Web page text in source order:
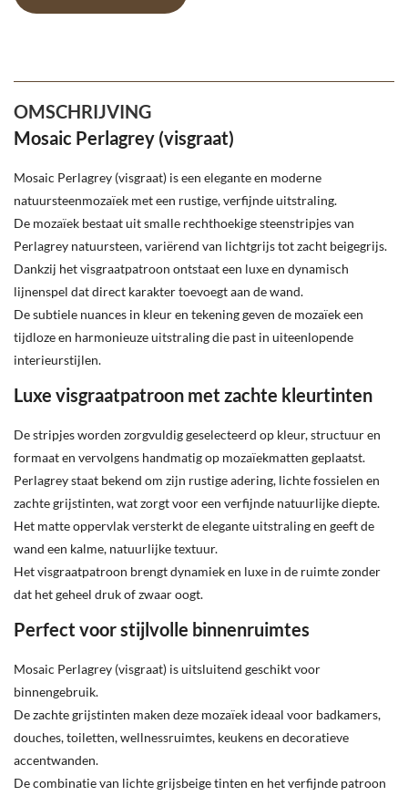
OMSCHRIJVING
Mosaic Perlagrey (visgraat)
Mosaic Perlagrey (visgraat) is een elegante en moderne
natuursteenmozaïek met een rustige, verfijnde uitstraling.
De mozaïek bestaat uit smalle rechthoekige steenstripjes van
Perlagrey natuursteen, variërend van lichtgrijs tot zacht beigegrijs.
Dankzij het visgraatpatroon ontstaat een luxe en dynamisch
lijnenspel dat direct karakter toevoegt aan de wand.
De subtiele nuances in kleur en tekening geven de mozaïek een
tijdloze en harmonieuze uitstraling die past in uiteenlopende
interieurstijlen.
Luxe visgraatpatroon met zachte kleurtinten
De stripjes worden zorgvuldig geselecteerd op kleur, structuur en
formaat en vervolgens handmatig op mozaïekmatten geplaatst.
Perlagrey staat bekend om zijn rustige adering, lichte fossielen en
zachte grijstinten, wat zorgt voor een verfijnde natuurlijke diepte.
Het matte oppervlak versterkt de elegante uitstraling en geeft de
wand een kalme, natuurlijke textuur.
Het visgraatpatroon brengt dynamiek en luxe in de ruimte zonder
dat het geheel druk of zwaar oogt.
Perfect voor stijlvolle binnenruimtes
Mosaic Perlagrey (visgraat) is uitsluitend geschikt voor
binnengebruik.
De zachte grijstinten maken deze mozaïek ideaal voor badkamers,
douches, toiletten, wellnessruimtes, keukens en decoratieve
accentwanden.
De combinatie van lichte grijsbeige tinten en het verfijnde patroon